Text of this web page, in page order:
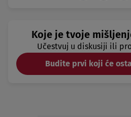
Koje je tvoje
Učestvuj u diskusiji ili
Budite prvi koji će